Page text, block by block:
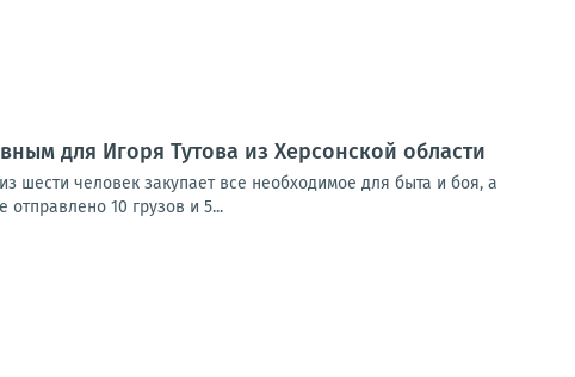
для Игоря Тутова из Херсонской области
шести человек закупает все необходимое для быта и боя, а
10 грузов и 5...